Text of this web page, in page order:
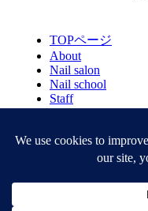
TOPページ
About
Nail salon
Nail school
Staff
Gallery
Blog